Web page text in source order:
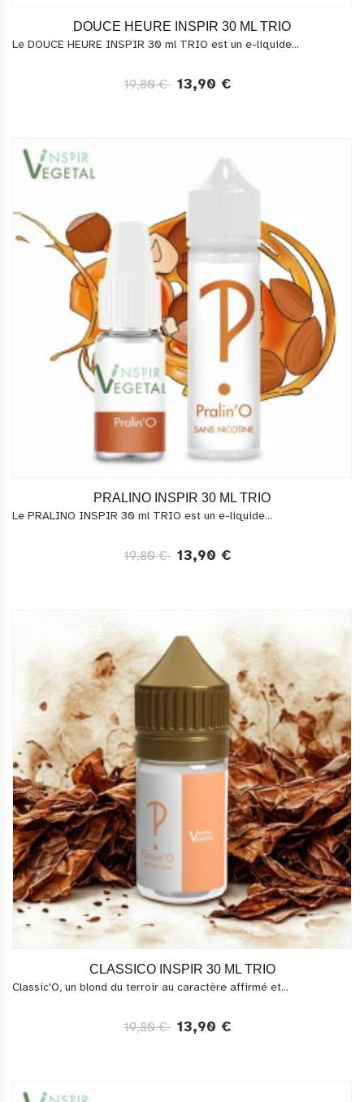
DOUCE HEURE INSPIR 30 ML TRIO
Le DOUCE HEURE INSPIR 30 ml TRIO est un e-liquide...
19,80 € 13,90 €
PRALINO INSPIR 30 ML TRIO
Le PRALINO INSPIR 30 ml TRIO est un e-liquide...
19,80 € 13,90 €
CLASSICO INSPIR 30 ML TRIO
Classic'O, un blond du terroir au caractère affirmé et...
19,80 € 13,90 €